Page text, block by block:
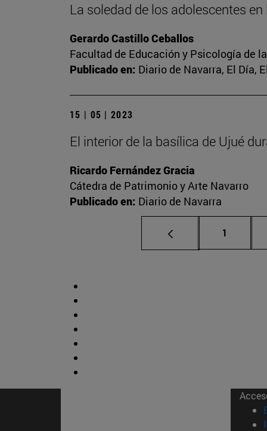
La soledad de los adolescentes
Gerardo Castillo Ceballos
Facultad de Educación y Psicología de
Publicado en: Diario de Navarra, El Día,
15 | 05 | 2023
El interior de la basílica de Ujué
Ricardo Fernández Gracia
Cátedra de Patrimonio y Arte Navarro
Publicado en: Diario de Navarra
Página
1